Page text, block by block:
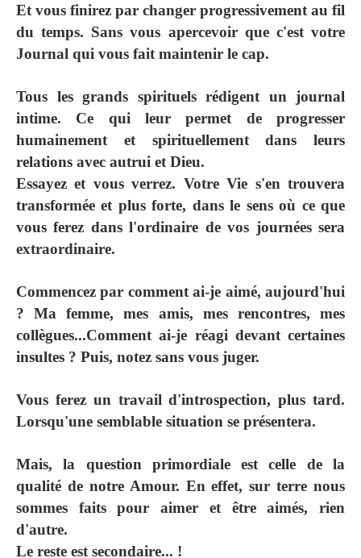
Et vous finirez par changer progressivement au fil
du temps. Sans vous apercevoir que c'est votre
Journal qui vous fait maintenir le cap.
Tous les grands spirituels rédigent un journal
intime. Ce qui leur permet de progresser
humainement et spirituellement dans leurs
relations avec autrui et Dieu.
Essayez et vous verrez. Votre Vie s'en trouvera
transformée et plus forte, dans le sens où ce que
vous ferez dans l'ordinaire de vos journées sera
extraordinaire.
Commencez par comment ai-je aimé, aujourd'hui
? Ma femme, mes amis, mes rencontres, mes
collègues...Comment ai-je réagi devant certaines
insultes ? Puis, notez sans vous juger.
Vous ferez un travail d'introspection, plus tard.
Lorsqu'une semblable situation se présentera.
Mais, la question primordiale est celle de la
qualité de notre Amour. En effet, sur terre nous
sommes faits pour aimer et être aimés, rien
d'autre.
Le reste est secondaire... !